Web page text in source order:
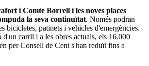
i Comte Borrell i les noves places
la seva continuïtat. Només podran
bicicletes, patinets i vehicles d'emergències.
d'un carril i a les obres actuals, els 16.000
per Consell de Cent s'han reduït fins a